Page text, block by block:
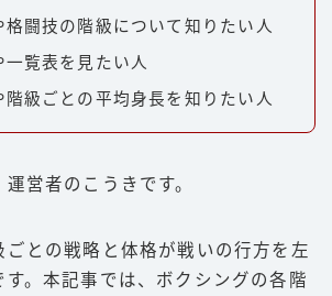
ル
格闘技の階級について知りたい人
一覧表を見たい人
階級ごとの平均身長を知りたい人
営者のこうきです。
ごとの戦略と体格が戦いの行方を左
。本記事では、ボクシングの各階